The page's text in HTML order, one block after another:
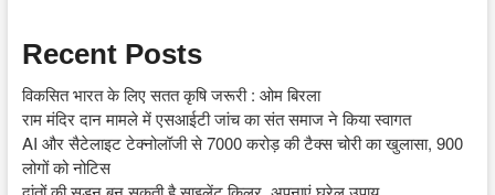
Recent Posts
विकसित भारत के लिए सतत कृषि जरूरी : ओम बिरला
राम मंदिर दान मामले में एसआईटी जांच का संत समाज ने किया स्वागत
AI और सैटेलाइट टेक्नोलॉजी से 7000 करोड़ की टैक्स चोरी का खुलासा, 900
लोगों को नोटिस